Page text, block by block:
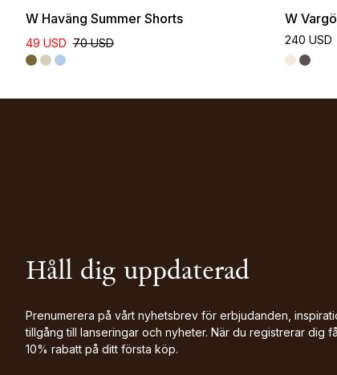
W Haväng Summer Shorts
49 USD 70 USD
W
240 USD
Håll dig uppdaterad
Prenumerera på vårt nyhetsbrev för erbjudanden,
tillgång till lanseringar och nyheter. När du registrerar dig
10% rabatt på ditt första köp.